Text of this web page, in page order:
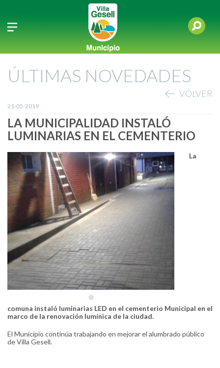
ÚLTIMAS NOVEDADES
VOLVER
21-05-2019
LA MUNICIPALIDAD INSTALÓ
LUMINARIAS EN EL CEMENTERIO
La
comuna instaló luminarias LED en el cementerio Municipal en el
marco de la renovación lumínica de la ciudad.
El Municipio continúa trabajando en mejorar el alumbrado público
de Villa Gesell.